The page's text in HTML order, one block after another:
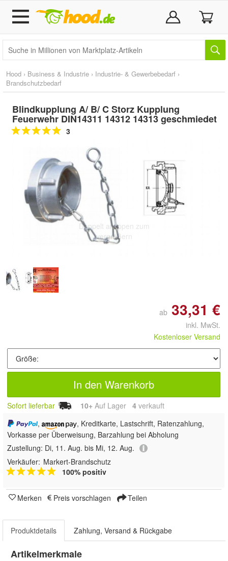
Hood › Business & Industrie › Industrie- & Gewerbebedarf ›
Brandschutzbedarf
Blindkupplung A/ B/ C Storz Kupplung
Feuerwehr DIN14311 14312 14313 geschmiedet
3
Doppelt antippen zum
vergrößern
ab 33,31 €
inkl. MwSt.
Kostenloser Versand
In den Warenkorb
Sofort lieferbar 10+ Auf Lager 4 verkauft
,
, Kreditkarte, Lastschrift, Ratenzahlung,
Vorkasse per Überweisung, Barzahlung bei Abholung
Zustellung: Di, 11. Aug. bis Mi, 12. Aug.
Verkäufer: Markert-Brandschutz
100% positiv
Merken Preis vorschlagen Teilen
Produktdetails Zahlung, Versand & Rückgabe
Artikelmerkmale